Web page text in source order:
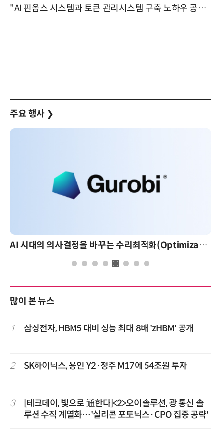
"AI 핀옵스 시스템과 토큰 관리시스템 구축 노하우 공개" 잠실 한국광고문화회관 2층 대회의실 (8/21)
주요 행사 ❯
AI 시대의 의사결정을 바꾸는 수리최적화(Optimization): 실제 산업 적용 사례와 활용 전략 AI 핀옵스 실전 세미나: 폭증하
많이 본 뉴스
1 삼성전자, HBM5 대비 성능 최대 8배 'zHBM' 공개
2 SK하이닉스, 용인 Y2·청주 M17에 54조원 투자
3
[테크데이, 빛으로 通한다]<2>오이솔루션, 광 통신 솔
루션 수직 계열화…'실리콘 포토닉스·CPO 집중 공략'